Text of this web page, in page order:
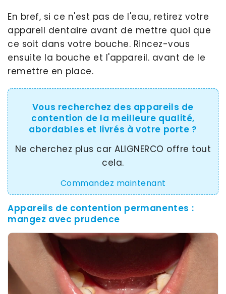
En bref, si ce n'est pas de l'eau, retirez votre
appareil dentaire avant de mettre quoi que
ce soit dans votre bouche. Rincez-vous
ensuite la bouche et l'appareil. avant de le
remettre en place.
Vous recherchez des appareils de
contention de la meilleure qualité,
abordables et livrés à votre porte ?
Ne cherchez plus car ALIGNERCO offre tout
cela.
Commandez maintenant
Appareils de contention permanentes :
mangez avec prudence